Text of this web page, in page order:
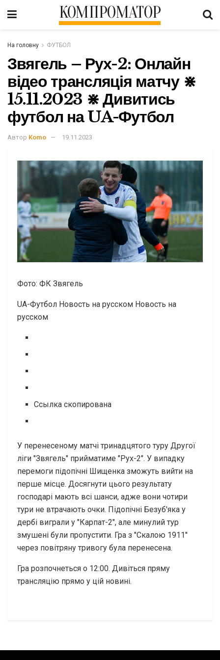
КОМПРОМАТОР
На головну ФУТБОЛ
Звягель – Рух-2: Онлайн
відео трансляція матчу ⋇
15.11.2023 ⋇ Дивитись
футбол на UA-Футбол
Автор Komo 19.11.2023
Фото: ФК Звягель
UA-Футбол Новость на русском Новость на
русском
Ссылка скопирована
У перенесеному матчі тринадцятого туру Другої
ліги "Звягель" прийматиме "Рух-2". У випадку
перемоги підопічні Шищенка зможуть вийти на
перше місце. Досягнути цього результату
господарі мають всі шанси, адже вони чотири
тури не втрачають очки. Підопічні Безуб'яка у
дербі виграли у "Карпат-2", але минулий тур
змушені були пропустити. Гра з "Скалою 1911"
через повітряну тривогу була перенесена.
Гра розпочнеться о 12:00. Дивіться пряму
трансляцію прямо у цій новині.